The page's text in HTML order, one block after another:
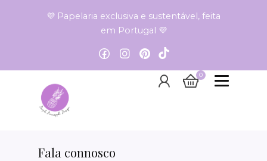
💜 Papelaria exclusiva e sustentável, feita
em Portugal 💜
0
Fala connosco